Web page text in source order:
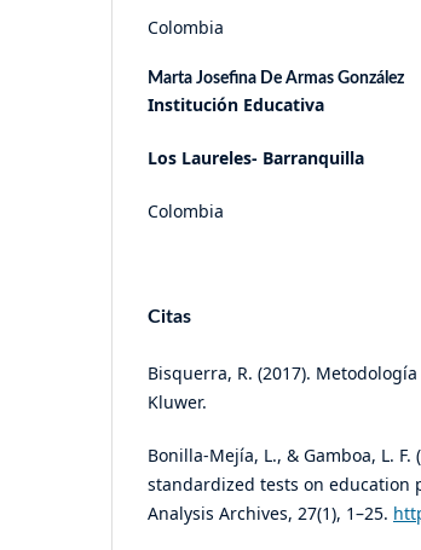
Colombia
Marta Josefina De Armas González
Institución Educativa
Los Laureles- Barranquilla
Colombia
Citas
Bisquerra, R. (2017).
Kluwer.
Bonilla-Mejía, L., & Gamboa, L.
standardized tests on education
Analysis Archives, 27(1), 1–25.